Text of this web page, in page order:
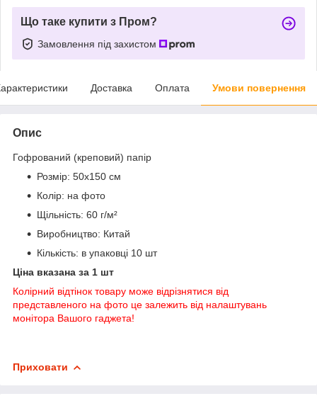
Що таке купити з Пром?
Замовлення під захистом
Доставка Оплата Умови повернення
Опис
Гофрований (креповий) папір
Розмір: 50х150 см
Колір: на фото
Щільність: 60 г/м²
Виробництво: Китай
Кількість: в упаковці 10 шт
Ціна вказана за 1 шт
Колірний відтінок товару може відрізнятися від
представленого на фото це залежить від налаштувань
монітора Вашого гаджета!
Приховати